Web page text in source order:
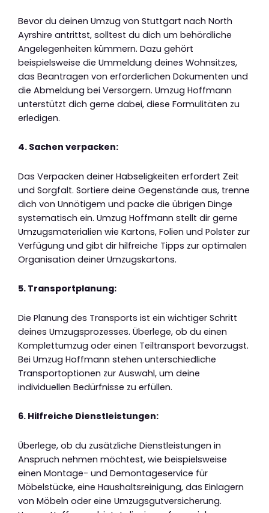
Bevor du deinen Umzug von Stuttgart nach North
Ayrshire antrittst, solltest du dich um behördliche
Angelegenheiten kümmern. Dazu gehört
beispielsweise die Ummeldung deines Wohnsitzes,
das Beantragen von erforderlichen Dokumenten und
die Abmeldung bei Versorgern. Umzug Hoffmann
unterstützt dich gerne dabei, diese Formulitäten zu
erledigen.
4. Sachen verpacken:
Das Verpacken deiner Habseligkeiten erfordert Zeit
und Sorgfalt. Sortiere deine Gegenstände aus, trenne
dich von Unnötigem und packe die übrigen Dinge
systematisch ein. Umzug Hoffmann stellt dir gerne
Umzugsmaterialien wie Kartons, Folien und Polster zur
Verfügung und gibt dir hilfreiche Tipps zur optimalen
Organisation deiner Umzugskartons.
5. Transportplanung:
Die Planung des Transports ist ein wichtiger Schritt
deines Umzugsprozesses. Überlege, ob du einen
Komplettumzug oder einen Teiltransport bevorzugst.
Bei Umzug Hoffmann stehen unterschiedliche
Transportoptionen zur Auswahl, um deine
individuellen Bedürfnisse zu erfüllen.
6. Hilfreiche Dienstleistungen:
Überlege, ob du zusätzliche Dienstleistungen in
Anspruch nehmen möchtest, wie beispielsweise
einen Montage- und Demontageservice für
Möbelstücke, eine Haushaltsreinigung, das Einlagern
von Möbeln oder eine Umzugsgutversicherung.